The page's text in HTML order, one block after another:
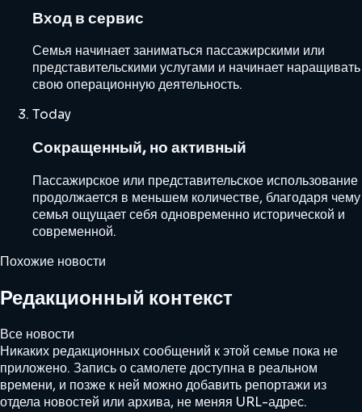
Вход в сервис
Семья начинает заниматься пассажирскими или
представительскими услугами и начинает наращивать
свою операционную деятельность.
Today
Сокращенный, но активный
Пассажирское или представительское использование
продолжается в меньшем количестве, благодаря чему
семья ощущает себя одновременно исторической и
современной.
Похожие новости
Редакционный контекст
Все новости
Никаких редакционных сообщений к этой семье пока не
приложено. Запись о самолете доступна в реальном
времени, и позже к ней можно добавить репортажи из
отдела новостей или архива, не меняя URL-адрес.